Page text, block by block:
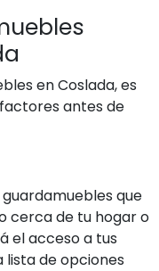
en Coslada, es
antes de
guardamuebles que
cerca de tu hogar o
el acceso a tus
lista de opciones